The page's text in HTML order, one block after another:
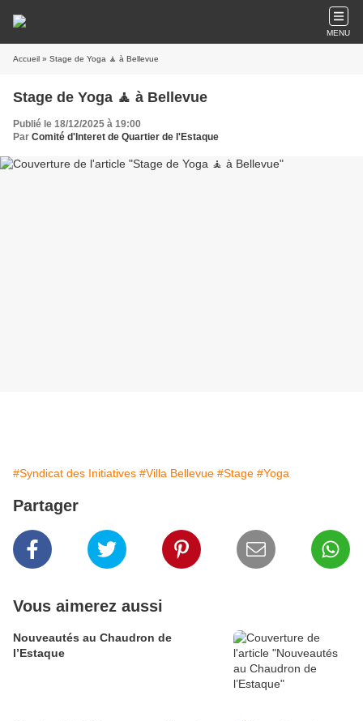
MENU
Accueil » Stage de Yoga 🧘 à Bellevue
Stage de Yoga 🧘 à Bellevue
Publié le 18/12/2025 à 19:00
Par Comité d'Interet de Quartier de l'Estaque
#Syndicat des Initiatives #Villa Bellevue #Stage #Yoga
Partager
Vous aimerez aussi
Nouveautés au Chaudron de
l’Estaque